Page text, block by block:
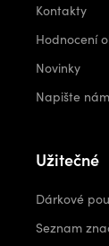
Kontakty
Hodnocení
Novinky
Napište nám
Užitečné
Dárkové
Seznam